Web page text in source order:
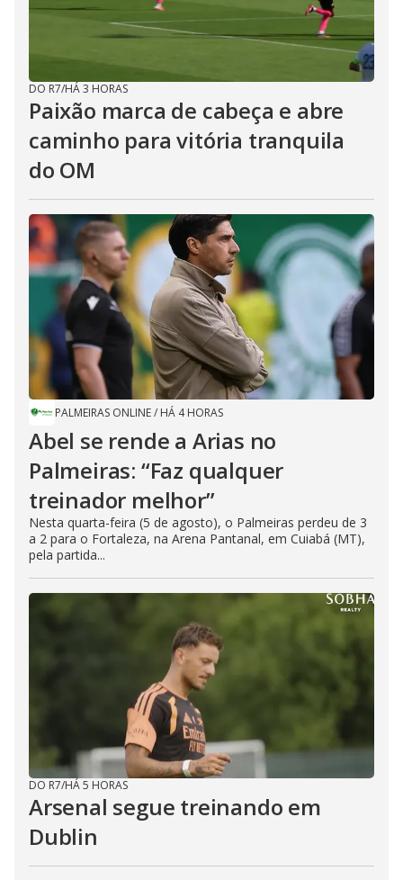
DO R7/HÁ 3 HORAS
Paixão marca de cabeça e abre
caminho para vitória tranquila
do OM
PALMEIRAS ONLINE/ HÁ 4 HORAS
Abel se rende a Arias no
Palmeiras: “Faz qualquer
treinador melhor”
Nesta quarta-feira (5 de agosto), o Palmeiras perdeu de 3
a 2 para o Fortaleza, na Arena Pantanal, em Cuiabá (MT),
pela partida...
DO R7/HÁ 5 HORAS
Arsenal segue treinando em
Dublin